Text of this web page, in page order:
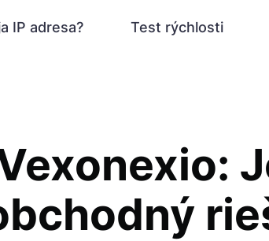
IP adresa? Test rýchlosti